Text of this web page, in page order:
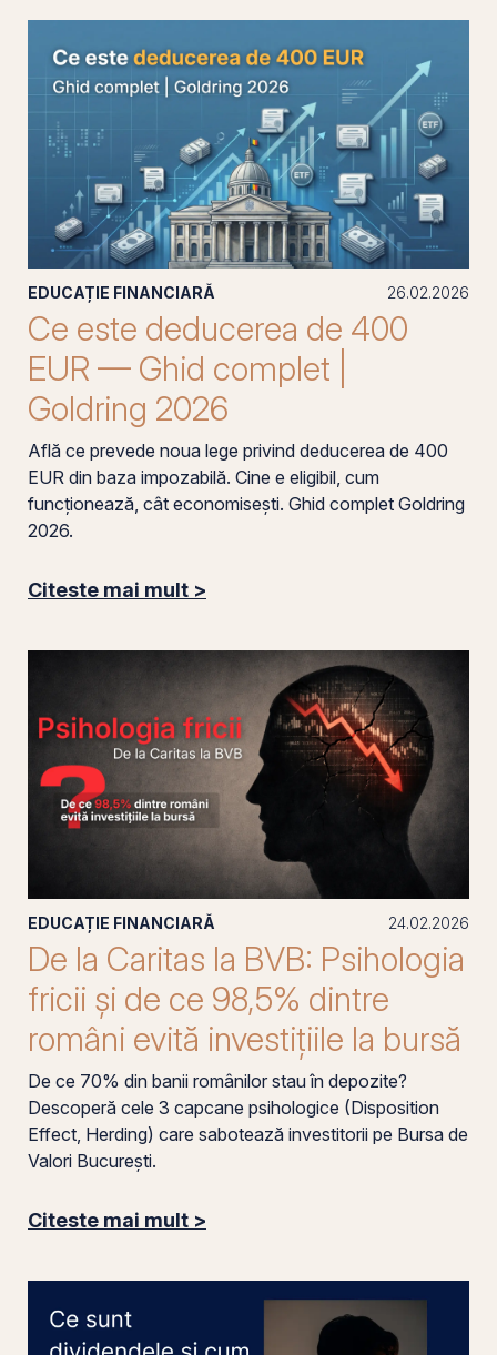
EDUCAȚIE FINANCIARĂ 26.02.2026
Ce este deducerea de 400
EUR — Ghid complet |
Goldring 2026
Află ce prevede noua lege privind deducerea de 400
EUR din baza impozabilă. Cine e eligibil, cum
funcționează, cât economisești. Ghid complet Goldring
2026.
Citeste mai mult >
EDUCAȚIE FINANCIARĂ 24.02.2026
De la Caritas la BVB: Psihologia
fricii și de ce 98,5% dintre
români evită investițiile la bursă
De ce 70% din banii românilor stau în depozite?
Descoperă cele 3 capcane psihologice (Disposition
Effect, Herding) care sabotează investitorii pe Bursa de
Valori București.
Citeste mai mult >